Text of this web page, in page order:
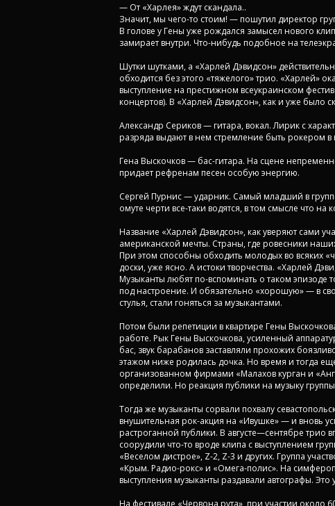
— От «Харлея» ждут скандала..
Значит, мы чего-то стоим! — пошутил директор
В голове у Гены уже рождался замысел нового
замирает внутри. Что-нибудь подобное на
Шутки шутками, а «Харлей Дэвидсон»
обходится без этого «тяжелого» трио.
выступление на престижном всеукраинском
концертов). В «Харлей Дэвидсон», как и уже было
Александр Сериков — гитара, вокал. Лирик с
разряда выдают в нем стремление быть рокером в
Гена Выскочков — бас-гитара. На сцене
придает рефренам песен особую энергию.
Сергей Пурнис — ударник. Самый младший в
омуте черти все-таки водятся, в том смысле что
Название «Харлей Дэвидсон», как уверяют сами
американской мечты. Страны, где ровесники
При этом способны обходить молодых во всяких
доски, уже ясно. А истоки творчества. «Харлей
Музыканты любят по-вспоминать о таком эпизоде
под настроение. И обязательно «хорошую» — в
стулья, стали гоняться за музыкантами.
Потом были репетиции в квартире Гены
работе. Рык Гены Выскочкова, усиленный
бас, звук барабанов заставляли прохожих
этажом ниже родилась дочка. Но время и тогда
организованном фирмами «Малахов курган и
определили. Но реакция публики на музыку
Тогда же музыканты сорвали похвалу
внушительная рок-акция на «Ивушке» — и вновь
растроганной публики. В августе—сентябре трио
соорудили что-то вроде клипа с выступлением
«Веселом дистрое», Z-2, Z-3 и других. Группа
«Крым. Радио-рокс» и «Омега-полис». На
выступления музыканты раздавали автографы.
На фестивале «Червона рута», при участии около